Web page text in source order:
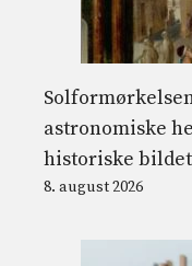
astronomiske
historiske
8. august 2026